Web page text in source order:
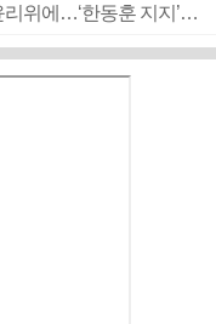
국힘 부산시당, ‘정이한 조력’ 시의원 윤리위에…‘한동훈 지지’도 신고접수